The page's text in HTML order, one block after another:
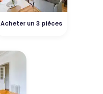
Acheter un 3 pièces